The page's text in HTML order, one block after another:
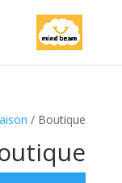
/ Boutique